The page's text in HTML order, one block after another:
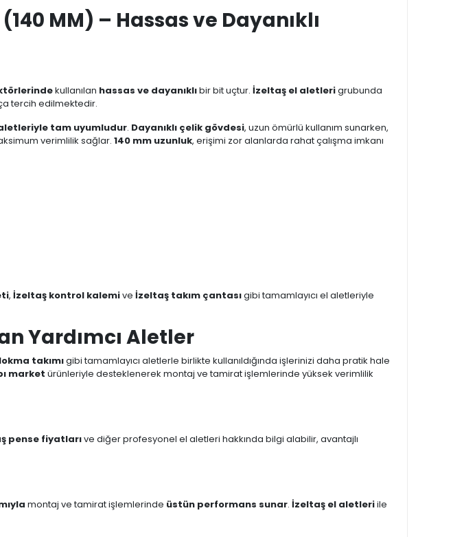
MM) – Hassas ve Dayanıklı
kullanılan hassas ve dayanıklıbir bit uçtur. İzeltaş el aletlerigrubunda
tercih edilmektedir.
tam uyumludur. Dayanıklı çelik gövdesi, uzun ömürlü kullanım sunarken,
verimlilik sağlar. 140 mm uzunluk, erişimi zor alanlarda rahat çalışma imkanı
, İzeltaş kontrol kalemive İzeltaş takım çantasıgibi tamamlayıcı el aletleriyle
Yardımcı Aletler
takımıgibi tamamlayıcı aletlerle birlikte kullanıldığında işlerinizi daha pratik hale
market ürünleriyle desteklenerek montaj ve tamirat işlemlerinde yüksek verimlilik
pense fiyatlarıve diğer profesyonel el aletleri hakkında bilgi alabilir, avantajlı
montaj ve tamirat işlemlerinde üstün performans sunar. İzeltaş el aletleriile